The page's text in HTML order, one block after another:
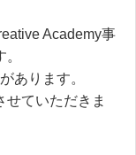
Academy事